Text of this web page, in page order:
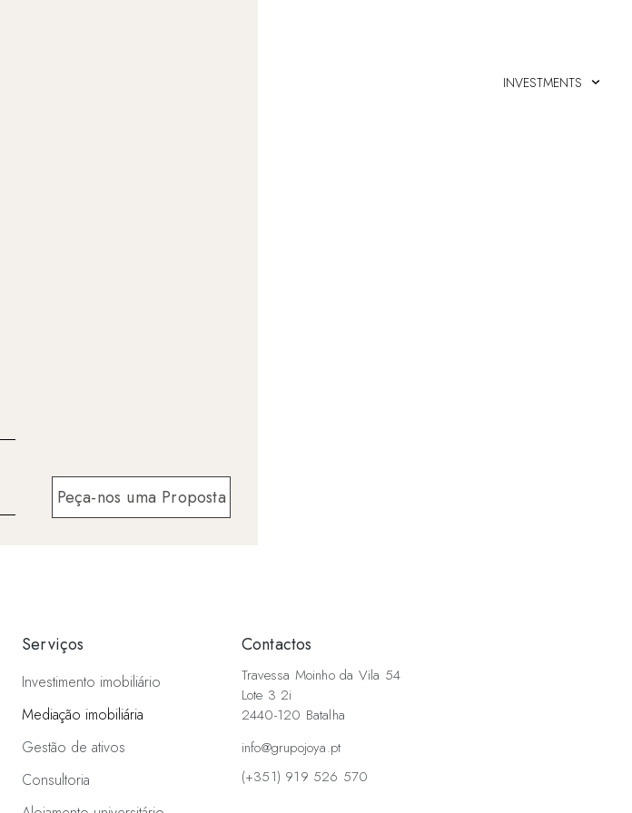
INVESTMENTS
Peça-nos uma Proposta
Serviços
Investimento imobiliário
Mediação imobiliária
Gestão de ativos
Consultoria
Contactos
Travessa Moinho da Vila 54
Lote 3 2i
2440-120 Batalha
info@grupojoya.pt
(+351) 919 526 570